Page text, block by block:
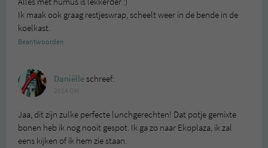
Ik maak ook graag restjeswrap, scheelt weer in de bende in de
koelkast.
Beantwoorden
Daniëlleschreef:
Jaa, dit zijn zulke perfecte lunchgerechten! Dat potje gemixte
bonen heb ik nog nooit gespot. Ik ga zo naar Ekoplaza, ik zal
eens kijken of ik hem zie staan.